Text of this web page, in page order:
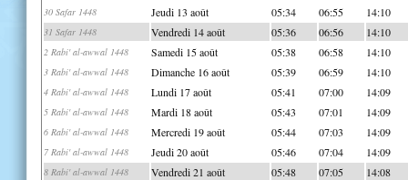
30 Safar 1448 Jeudi 13 août 05:34 06:55 14:10
31 Safar 1448 Vendredi 14 août 05:36 06:56 14:10
2 Rabi' al-awwal 1448 Samedi 15 août 05:38 06:58 14:10
3 Rabi' al-awwal 1448 Dimanche 16 août 05:39 06:59 14:10
4 Rabi' al-awwal 1448 Lundi 17 août 05:41 07:00 14:09
5 Rabi' al-awwal 1448 Mardi 18 août 05:43 07:01 14:09
6 Rabi' al-awwal 1448 Mercredi 19 août 05:44 07:03 14:09
7 Rabi' al-awwal 1448 Jeudi 20 août 05:46 07:04 14:09
8 Rabi' al-awwal 1448 Vendredi 21 août 05:48 07:05 14:08